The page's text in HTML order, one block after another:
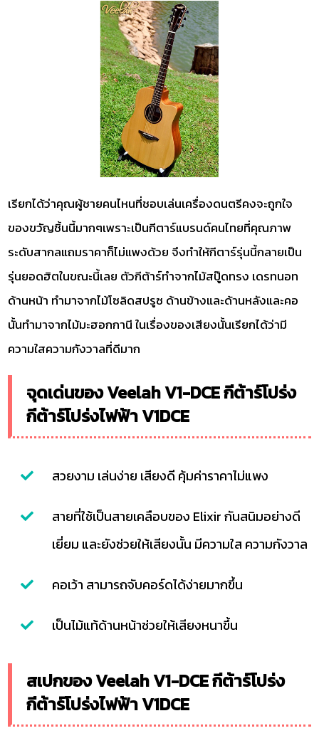
เรียกได้ว่าคุณผู้ชายคนไหนที่ชอบเล่นเครื่องดนตรีคงจะถูกใจ
ของขวัญชิ้นนี้มากๆเพราะเป็นกีตาร์แบรนด์คนไทยที่คุณภาพ
ระดับสากลแถมราคาก็ไม่แพงด้วย จึงทำให้กีตาร์รุ่นนี้กลายเป็น
รุ่นยอดฮิตในขณะนี้เลย ตัวกีต้าร์ทำจากไม้สปู๊ดทรง เดรทนอท
ด้านหน้า ทำมาจากไม้โซลิดสปรูซ ด้านข้างและด้านหลังและคอ
นั้นทำมาจากไม้มะฮอกกานี ในเรื่องของเสียงนั้นเรียกได้ว่ามี
ความใสความกังวาลที่ดีมาก
จุดเด่นของ Veelah V1-DCE กีต้าร์โปร่ง
กีต้าร์โปร่งไฟฟ้า V1DCE
สวยงาม เล่นง่าย เสียงดี คุ้มค่าราคาไม่แพง
สายที่ใช้เป็นสายเคลือบของ Elixir กันสนิมอย่างดี
เยี่ยม และยังช่วยให้เสียงนั้น มีความใส ความกังวาล
คอเว้า สามารถจับคอร์ดได้ง่ายมากขึ้น
เป็นไม้แท้ด้านหน้าช่วยให้เสียงหนาขึ้น
สเปกของ Veelah V1-DCE กีต้าร์โปร่ง
กีต้าร์โปร่งไฟฟ้า V1DCE